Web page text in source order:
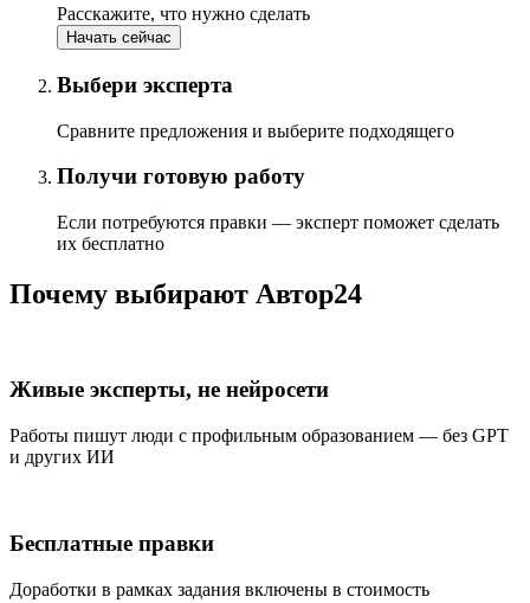
Расскажите, что нужно сделать
Начать сейчас
Выбери эксперта
Сравните предложения и выберите подходящего
Получи готовую работу
Если потребуются правки — эксперт поможет сделать
их бесплатно
Почему выбирают Автор24
Живые эксперты, не нейросети
Работы пишут люди с профильным образованием — без GPT
и других ИИ
Бесплатные правки
Доработки в рамках задания включены в стоимость